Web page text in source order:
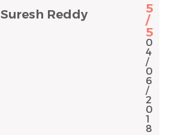
Suresh Reddy
5
/
5
0
4
/
0
6
/
2
0
1
8